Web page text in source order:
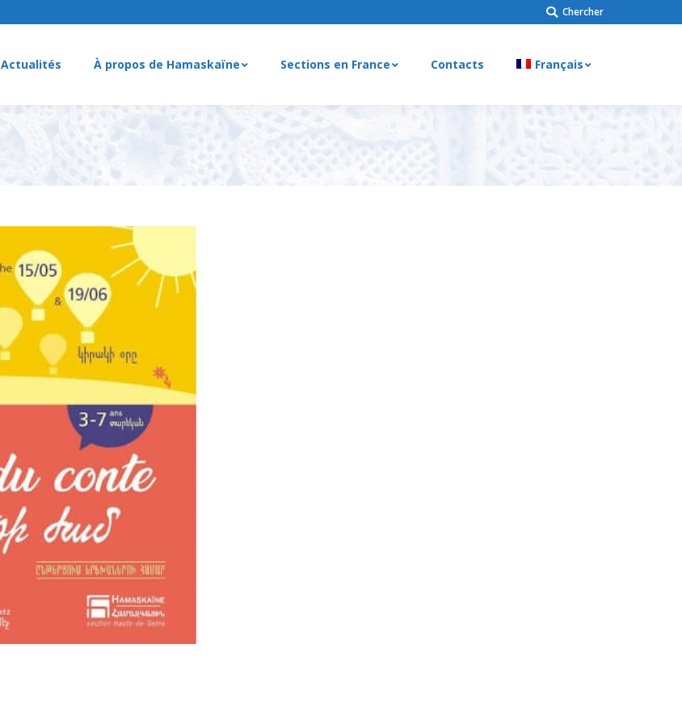
Chercher
Chercher
Actualités À propos de Hamaskaïne Sections en France Contacts Français
Actualités À propos de Hamaskaïne Sections en France Contacts Français